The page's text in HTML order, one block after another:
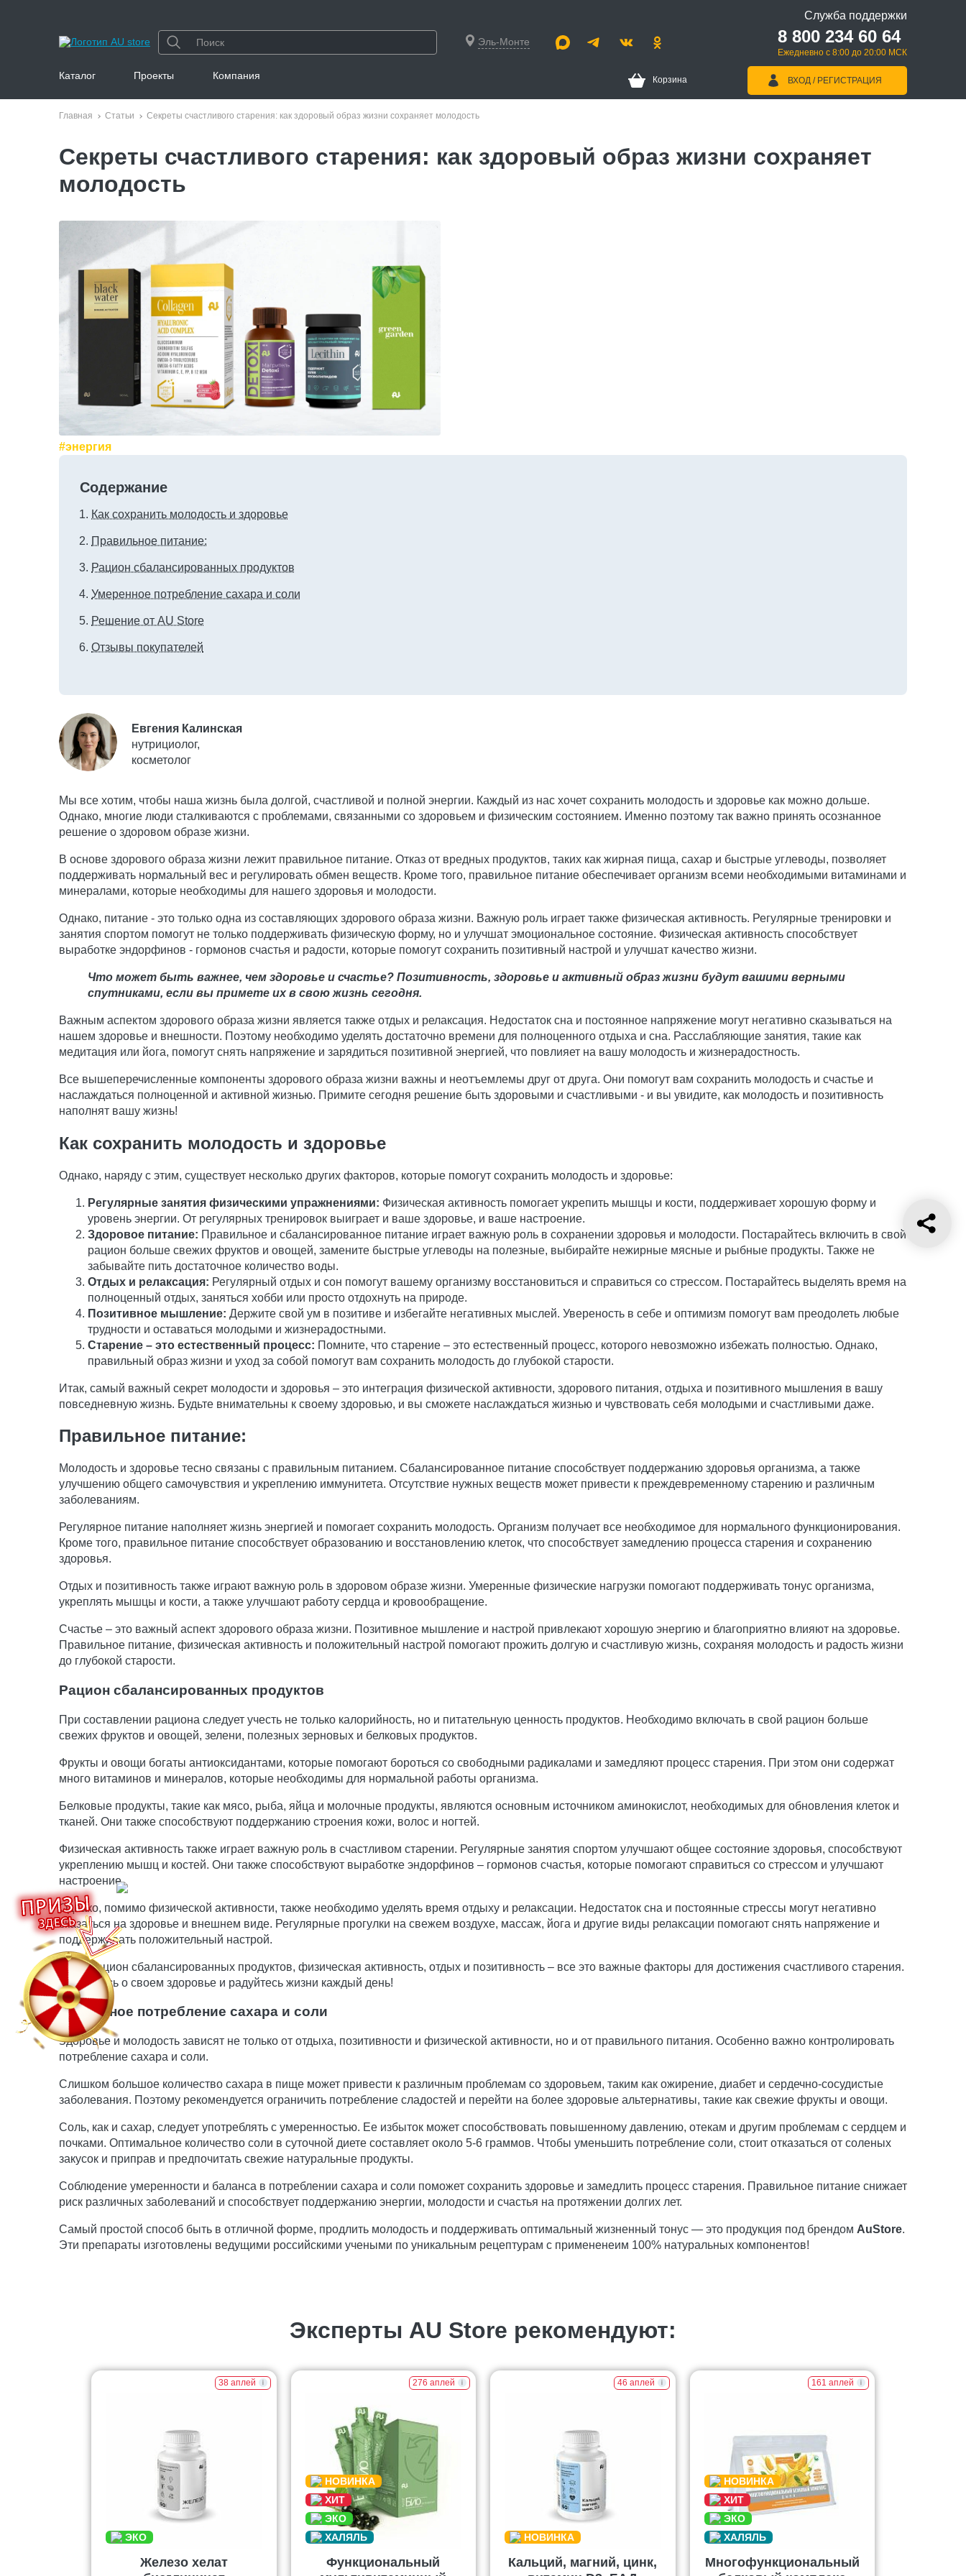
Эль-Монте
Служба поддержки
8 800 234 60 64
Ежедневно с 8:00 до 20:00 МСК
Каталог Проекты Компания Корзина ВХОД / РЕГИСТРАЦИЯ
Главная Статьи Секреты счастливого старения: как здоровый образ жизни сохраняет молодость
Секреты счастливого старения: как здоровый образ жизни сохраняет
молодость
#энергия
Содержание
Как сохранить молодость и здоровье
Правильное питание:
Рацион сбалансированных продуктов
Умеренное потребление сахара и соли
Решение от AU Store
Отзывы покупателей
Евгения Калинская
нутрициолог,
косметолог
Мы все хотим, чтобы наша жизнь была долгой, счастливой и полной энергии. Каждый из нас хочет сохранить молодость и здоровье как можно дольше.
Однако, многие люди сталкиваются с проблемами, связанными со здоровьем и физическим состоянием. Именно поэтому так важно принять осознанное
решение о здоровом образе жизни.
В основе здорового образа жизни лежит правильное питание. Отказ от вредных продуктов, таких как жирная пища, сахар и быстрые углеводы, позволяет
поддерживать нормальный вес и регулировать обмен веществ. Кроме того, правильное питание обеспечивает организм всеми необходимыми витаминами и
минералами, которые необходимы для нашего здоровья и молодости.
Однако, питание - это только одна из составляющих здорового образа жизни. Важную роль играет также физическая активность. Регулярные тренировки и
занятия спортом помогут не только поддерживать физическую форму, но и улучшат эмоциональное состояние. Физическая активность способствует
выработке эндорфинов - гормонов счастья и радости, которые помогут сохранить позитивный настрой и улучшат качество жизни.
Что может быть важнее, чем здоровье и счастье? Позитивность, здоровье и активный образ жизни будут вашими верными
спутниками, если вы примете их в свою жизнь сегодня.
Важным аспектом здорового образа жизни является также отдых и релаксация. Недостаток сна и постоянное напряжение могут негативно сказываться на
нашем здоровье и внешности. Поэтому необходимо уделять достаточно времени для полноценного отдыха и сна. Расслабляющие занятия, такие как
медитация или йога, помогут снять напряжение и зарядиться позитивной энергией, что повлияет на вашу молодость и жизнерадостность.
Все вышеперечисленные компоненты здорового образа жизни важны и неотъемлемы друг от друга. Они помогут вам сохранить молодость и счастье и
наслаждаться полноценной и активной жизнью. Примите сегодня решение быть здоровыми и счастливыми - и вы увидите, как молодость и позитивность
наполнят вашу жизнь!
Как сохранить молодость и здоровье
Однако, наряду с этим, существует несколько других факторов, которые помогут сохранить молодость и здоровье:
Регулярные занятия физическими упражнениями: Физическая активность помогает укрепить мышцы и кости, поддерживает хорошую форму и
уровень энергии. От регулярных тренировок выиграет и ваше здоровье, и ваше настроение.
Здоровое питание: Правильное и сбалансированное питание играет важную роль в сохранении здоровья и молодости. Постарайтесь включить в свой
рацион больше свежих фруктов и овощей, замените быстрые углеводы на полезные, выбирайте нежирные мясные и рыбные продукты. Также не
забывайте пить достаточное количество воды.
Отдых и релаксация: Регулярный отдых и сон помогут вашему организму восстановиться и справиться со стрессом. Постарайтесь выделять время на
полноценный отдых, заняться хобби или просто отдохнуть на природе.
Позитивное мышление: Держите свой ум в позитиве и избегайте негативных мыслей. Увереность в себе и оптимизм помогут вам преодолеть любые
трудности и оставаться молодыми и жизнерадостными.
Старение – это естественный процесс: Помните, что старение – это естественный процесс, которого невозможно избежать полностью. Однако,
правильный образ жизни и уход за собой помогут вам сохранить молодость до глубокой старости.
Итак, самый важный секрет молодости и здоровья – это интеграция физической активности, здорового питания, отдыха и позитивного мышления в вашу
повседневную жизнь. Будьте внимательны к своему здоровью, и вы сможете наслаждаться жизнью и чувствовать себя молодыми и счастливыми даже.
Правильное питание:
Молодость и здоровье тесно связаны с правильным питанием. Сбалансированное питание способствует поддержанию здоровья организма, а также
улучшению общего самочувствия и укреплению иммунитета. Отсутствие нужных веществ может привести к преждевременному старению и различным
заболеваниям.
Регулярное питание наполняет жизнь энергией и помогает сохранить молодость. Организм получает все необходимое для нормального функционирования.
Кроме того, правильное питание способствует образованию и восстановлению клеток, что способствует замедлению процесса старения и сохранению
здоровья.
Отдых и позитивность также играют важную роль в здоровом образе жизни. Умеренные физические нагрузки помогают поддерживать тонус организма,
укреплять мышцы и кости, а также улучшают работу сердца и кровообращение.
Счастье – это важный аспект здорового образа жизни. Позитивное мышление и настрой привлекают хорошую энергию и благоприятно влияют на здоровье.
Правильное питание, физическая активность и положительный настрой помогают прожить долгую и счастливую жизнь, сохраняя молодость и радость жизни
до глубокой старости.
Рацион сбалансированных продуктов
При составлении рациона следует учесть не только калорийность, но и питательную ценность продуктов. Необходимо включать в свой рацион больше
свежих фруктов и овощей, зелени, полезных зерновых и белковых продуктов.
Фрукты и овощи богаты антиоксидантами, которые помогают бороться со свободными радикалами и замедляют процесс старения. При этом они содержат
много витаминов и минералов, которые необходимы для нормальной работы организма.
Белковые продукты, такие как мясо, рыба, яйца и молочные продукты, являются основным источником аминокислот, необходимых для обновления клеток и
тканей. Они также способствуют поддержанию строения кожи, волос и ногтей.
Физическая активность также играет важную роль в счастливом старении. Регулярные занятия спортом улучшают общее состояние здоровья, способствуют
укреплению мышц и костей. Они также способствуют выработке эндорфинов – гормонов счастья, которые помогают справиться со стрессом и улучшают
настроение.
Однако, помимо физической активности, также необходимо уделять время отдыху и релаксации. Недостаток сна и постоянные стрессы могут негативно
сказаться на здоровье и внешнем виде. Регулярные прогулки на свежем воздухе, массаж, йога и другие виды релаксации помогают снять напряжение и
поддерживать положительный настрой.
Итак, рацион сбалансированных продуктов, физическая активность, отдых и позитивность – все это важные факторы для достижения счастливого старения.
Заботьтесь о своем здоровье и радуйтесь жизни каждый день!
Умеренное потребление сахара и соли
Здоровье и молодость зависят не только от отдыха, позитивности и физической активности, но и от правильного питания. Особенно важно контролировать
потребление сахара и соли.
Слишком большое количество сахара в пище может привести к различным проблемам со здоровьем, таким как ожирение, диабет и сердечно-сосудистые
заболевания. Поэтому рекомендуется ограничить потребление сладостей и перейти на более здоровые альтернативы, такие как свежие фрукты и овощи.
Соль, как и сахар, следует употреблять с умеренностью. Ее избыток может способствовать повышенному давлению, отекам и другим проблемам с сердцем и
почками. Оптимальное количество соли в суточной диете составляет около 5-6 граммов. Чтобы уменьшить потребление соли, стоит отказаться от соленых
закусок и приправ и предпочитать свежие натуральные продукты.
Соблюдение умеренности и баланса в потреблении сахара и соли поможет сохранить здоровье и замедлить процесс старения. Правильное питание снижает
риск различных заболеваний и способствует поддержанию энергии, молодости и счастья на протяжении долгих лет.
Самый простой способ быть в отличной форме, продлить молодость и поддерживать оптимальный жизненный тонус — это продукция под брендом AuStore.
Эти препараты изготовлены ведущими российскими учеными по уникальным рецептурам с примененеим 100% натуральных компонентов!
Эксперты AU Store рекомендуют:
38 аплей
Железо хелат
276 аплей
Функциональный
46 аплей
Кальций, магний, цинк,
161 аплей
Многофункциональный